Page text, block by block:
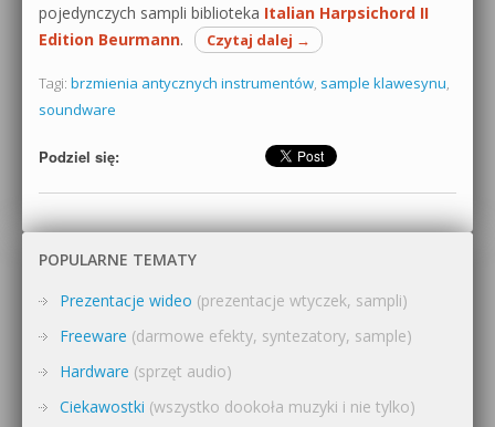
pojedynczych sampli biblioteka Italian Harpsichord II
Edition Beurmann. Czytaj dalej →
Tagi: brzmienia antycznych instrumentów, sample klawesynu,
soundware
Podziel się:
POPULARNE TEMATY
Prezentacje wideo (prezentacje wtyczek, sampli)
Freeware (darmowe efekty, syntezatory, sample)
Hardware (sprzęt audio)
Ciekawostki (wszystko dookoła muzyki i nie tylko)